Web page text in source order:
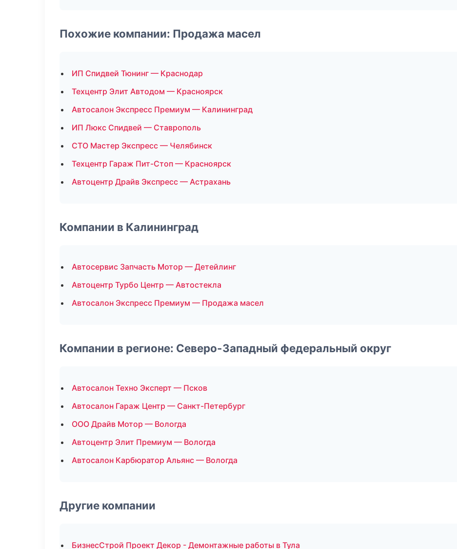
Похожие компании: Продажа масел
ИП Спидвей Тюнинг — Краснодар
Техцентр Элит Автодом — Красноярск
Автосалон Экспресс Премиум — Калининград
ИП Люкс Спидвей — Ставрополь
СТО Мастер Экспресс — Челябинск
Техцентр Гараж Пит-Стоп — Красноярск
Автоцентр Драйв Экспресс — Астрахань
Компании в Калининград
Автосервис Запчасть Мотор — Детейлинг
Автоцентр Турбо Центр — Автостекла
Автосалон Экспресс Премиум — Продажа масел
Компании в регионе: Северо-Западный федеральный округ
Автосалон Техно Эксперт — Псков
Автосалон Гараж Центр — Санкт-Петербург
ООО Драйв Мотор — Вологда
Автоцентр Элит Премиум — Вологда
Автосалон Карбюратор Альянс — Вологда
Другие компании
БизнесСтрой Проект Декор - Демонтажные работы в Тула